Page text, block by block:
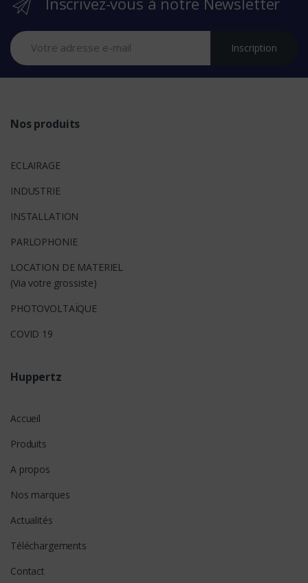
Inscription
Nos produits
ECLAIRAGE
INDUSTRIE
INSTALLATION
PARLOPHONIE
LOCATION DE MATERIEL
(Via votre grossiste)
PHOTOVOLTAÏQUE
COVID 19
Huppertz
Accueil
Produits
A propos
Nos marques
Actualités
Téléchargements
Contact